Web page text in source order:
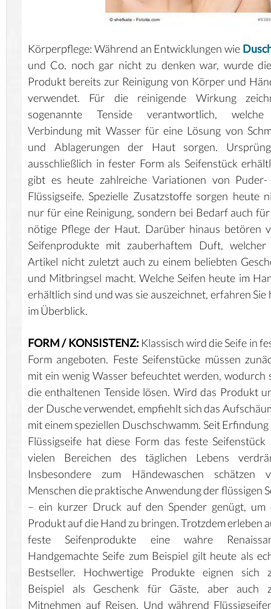
Körperpflege: Während an Entwicklungen wie
und Co. noch gar nicht zu denken war, wurde
Produkt bereits zur Reinigung von Körper und
verwendet. Für die reinigende Wirkung
sogenannte Tenside verantwortlich,
Verbindung mit Wasser für eine Lösung von
und Ablagerungen der Haut sorgen.
ausschließlich in fester Form als Seifenstück
gibt es heute zahlreiche Variationen von
Flüssigseife. Spezielle Zusatzstoffe sorgen heute
nur für eine Reinigung, sondern bei Bedarf auch
nötige Pflege der Haut. Darüber hinaus betören
Seifenprodukte mit zauberhaftem Duft, welcher
Artikel nicht zuletzt auch zu einem beliebten
und Mitbringsel macht. Welche Seifen heute im
erhältlich sind und was sie auszeichnet, erfahren Sie
im Überblick.
FORM / KONSISTENZ: Klassisch wird die Seife in
Form angeboten. Feste Seifenstücke müssen
mit ein wenig Wasser befeuchtet werden, wodurch
die enthaltenen Tenside lösen. Wird das Produkt
der Dusche verwendet, empfiehlt sich das
mit einem speziellen Duschschwamm. Seit
Flüssigseife hat diese Form das feste Seifenstück
vielen Bereichen des täglichen Lebens
Insbesondere zum Händewaschen schätzen
Menschen die praktische Anwendung der flüssigen
– ein kurzer Druck auf den Spender genügt, um
Produkt auf die Hand zu bringen. Trotzdem erleben
feste Seifenprodukte eine wahre
Handgemachte Seife zum Beispiel gilt heute als
Bestseller. Hochwertige Produkte eignen sich
Beispiel als Geschenk für Gäste, aber auch
Mitnehmen auf Reisen. Und während